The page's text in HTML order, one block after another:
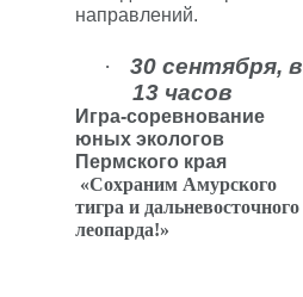
направлений.
·
30 сентября, в
13 часов
Игра-соревнование
юных экологов
Пермского края
«Сохраним Амурского
тигра и дальневосточного
леопарда!»